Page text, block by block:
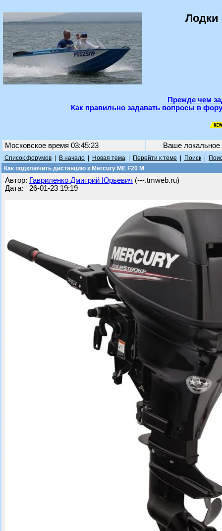
Лодки
Прежде чем
Как правильно задавать вопросы в
Московское время 03:45:23 Ваше
Список форумов В начало Новая тема Перейти к теме Поиск
Как подключить дистанцию к Mercury ME F20 M
Автор: Гавриленко Дмитрий Юрьевич (---.tmweb.ru)
Дата: 26-01-23 19:19